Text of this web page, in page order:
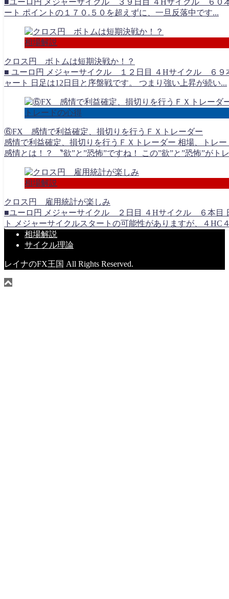
■ユーロ円 メジャーサイクル ３９日目 ４Hサイクル ６０
ート ポイントの１７０.５０を超えずに、一旦反落中です...
相場解説
クロス円 ボトムは短期決戦か！？
■ ユーロ円 メジャーサイクル １２日目 ４Hサイクル ６９
ャート 日足は12日目と序盤戦です。 つまり強い上昇が続い...
トレードの心得
⑥FX 感情で利益確定、損切りを行うＦＸトレーダー
感情で利益確定、損切りを行うＦＸトレーダー 相場、トレ
感情とは！？ 〝欲”と”恐怖”ですね！ この”欲”と”恐怖”がト
相場解説
クロス円 雇用統計が楽しみ
■ユーロ円 メジャーサイクル ２日目 ４Hサイクル ６本目
ト メジャーサイクルスタートの可能性がありますが、４HC
相場解説
サイクル理論
レイナのFX王国 All Rights Reserved.